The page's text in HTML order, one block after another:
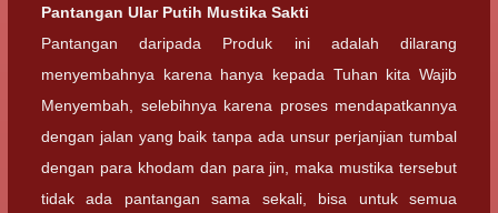
Pantangan Ular Putih Mustika Sakti
Pantangan daripada Produk ini adalah dilarang
menyembahnya karena hanya kepada Tuhan kita Wajib
Menyembah, selebihnya karena proses mendapatkannya
dengan jalan yang baik tanpa ada unsur perjanjian tumbal
dengan para khodam dan para jin, maka mustika tersebut
tidak ada pantangan sama sekali, bisa untuk semua